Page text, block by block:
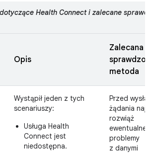
Health Connect i zalecane
Opis
Zalecana
metoda
Wystąpił jeden z tych
scenariuszy:
Usługa Health
Connect jest
niedostępna.
Przed
żądania
rozwiąż
ewentualne
problemy
z danymi